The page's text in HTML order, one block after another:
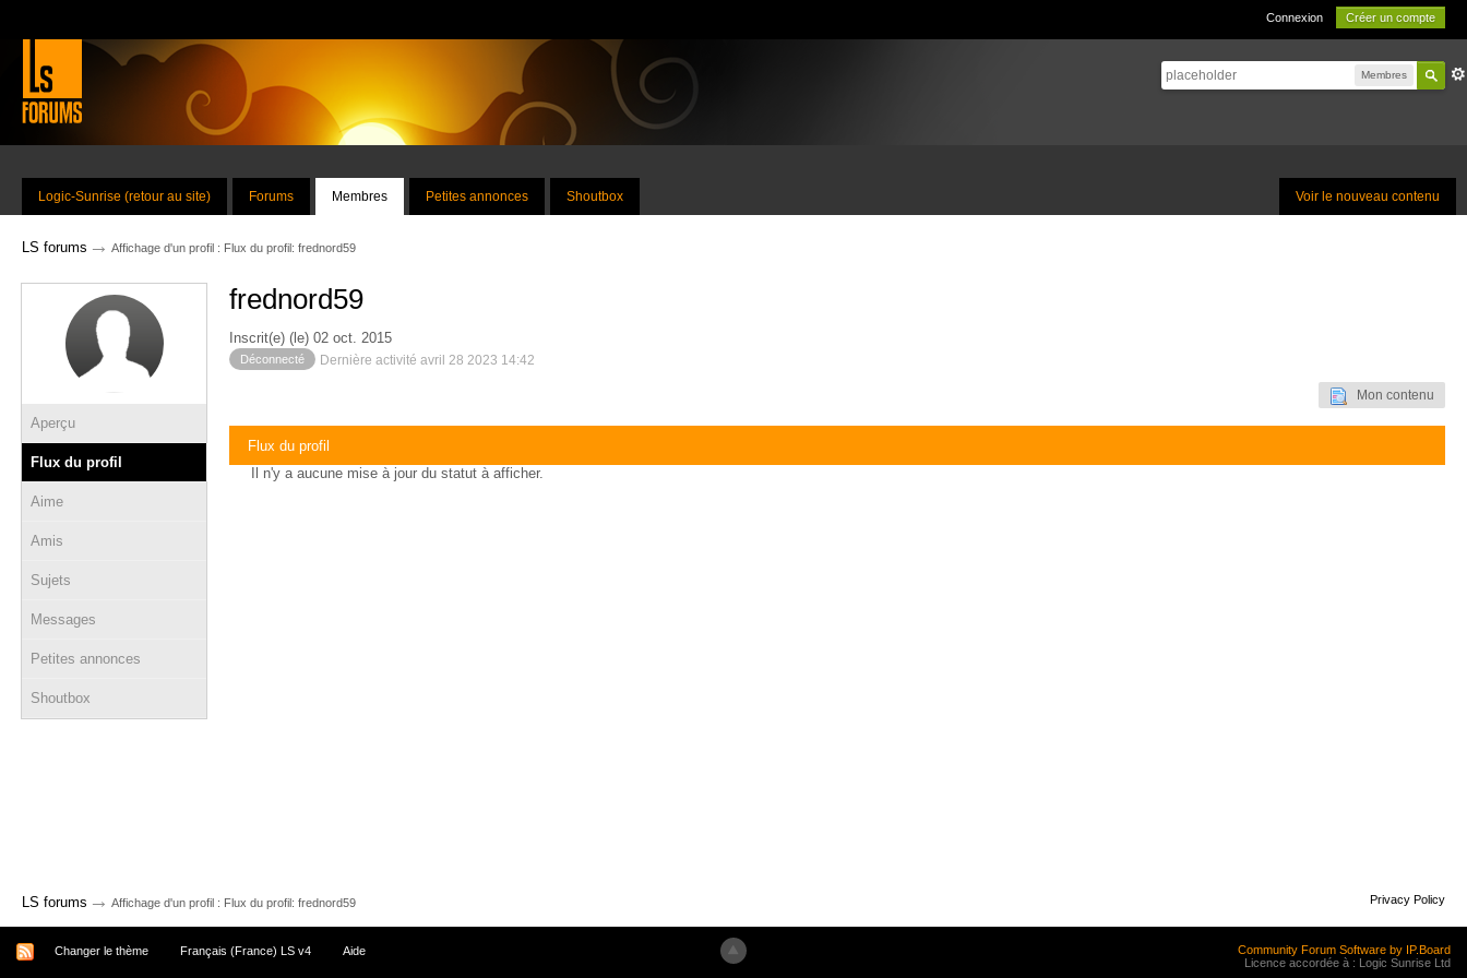
Connexion Créer un compte
Membres
Voir le nouveau contenu
Logic-Sunrise (retour au site) Forums Membres Petites annonces Shoutbox
LS forums → Affichage d'un profil : Flux du profil: frednord59
Aperçu
Flux du profil
Aime
Amis
Sujets
Messages
Petites annonces
Shoutbox
frednord59
Inscrit(e) (le) 02 oct. 2015
Déconnecté Dernière activité avril 28 2023 14:42
Mon contenu
Flux du profil
Il n'y a aucune mise à jour du statut à afficher.
LS forums → Affichage d'un profil : Flux du profil: frednord59 Privacy Policy
Changer le thème Français (France) LS v4 Aide
Community Forum Software by IP.Board
Licence accordée à : Logic Sunrise Ltd